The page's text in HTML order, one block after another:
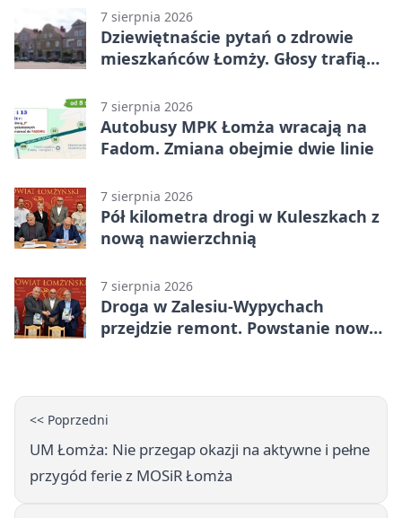
7 sierpnia 2026
Dziewiętnaście pytań o zdrowie
mieszkańców Łomży. Głosy trafią
7 sierpnia 2026
Autobusy MPK Łomża wracają na
Fadom. Zmiana obejmie dwie linie
7 sierpnia 2026
Pół kilometra drogi w Kuleszkach z
nową nawierzchnią
7 sierpnia 2026
Droga w Zalesiu-Wypychach
przejdzie remont. Powstanie nowa
<< Poprzedni
UM Łomża: Nie przegap okazji na aktywne i pełne
przygód ferie z MOSiR Łomża